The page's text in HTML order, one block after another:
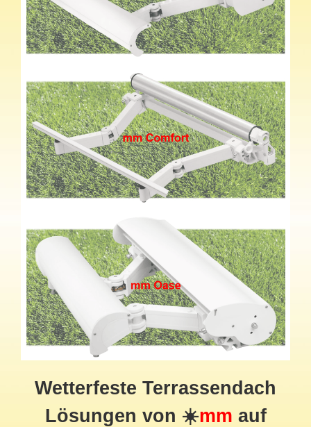
Wetterfeste Terrassendach
Lösungen von ☀️mm auf